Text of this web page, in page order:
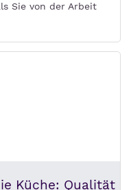
Sie von der Arbeit
Küche: Qualität